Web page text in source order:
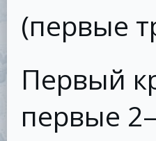
(первые
Первый
первые